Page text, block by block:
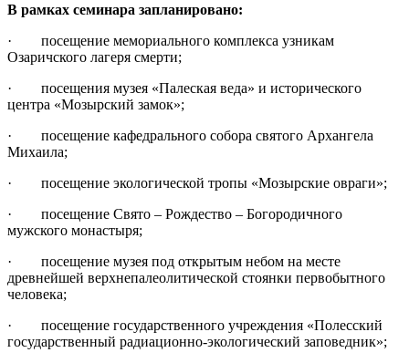
В рамках семинара запланировано:
· посещение мемориального комплекса узникам
Озаричского лагеря смерти;
· посещения музея «Палеская веда» и исторического
центра «Мозырский замок»;
· посещение кафедрального собора святого Архангела
Михаила;
· посещение экологической тропы «Мозырские овраги»;
· посещение Свято – Рождество – Богородичного
мужского монастыря;
· посещение музея под открытым небом на месте
древнейшей верхнепалеолитической стоянки первобытного
человека;
· посещение государственного учреждения «Полесский
государственный радиационно-экологический заповедник»;